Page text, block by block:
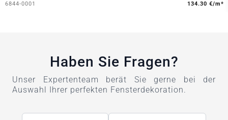
6844-0001
134.30 €/m*
Haben Sie Fragen?
Unser Expertenteam berät Sie gerne bei der
Auswahl Ihrer perfekten Fensterdekoration.